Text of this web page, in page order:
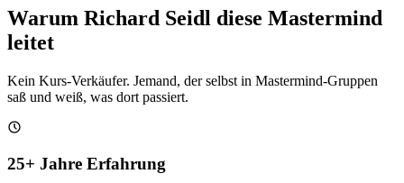
Warum Richard Seidl diese Mastermind
leitet
Kein Kurs-Verkäufer. Jemand, der selbst in Mastermind-Gruppen
saß und weiß, was dort passiert.
25+ Jahre Erfahrung